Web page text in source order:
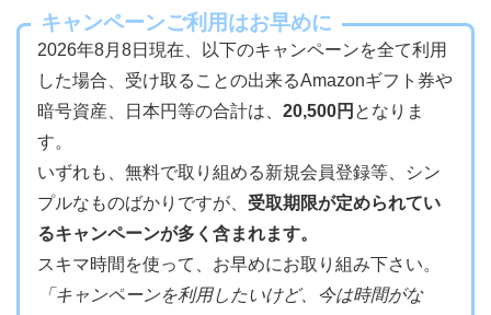
キャンペーンご利用はお早めに
2026年8月8日現在、以下のキャンペーンを全て利用
した場合、受け取ることの出来るAmazonギフト券や
暗号資産、日本円等の合計は、 20,500円 となりま
す。
いずれも、無料で取り組める新規会員登録等、シン
プルなものばかりですが、 受取期限が定められてい
るキャンペーンが多く含まれます。
スキマ時間を使って、お早めにお取り組み下さい。
「キャンペーンを利用したいけど、今は時間がな